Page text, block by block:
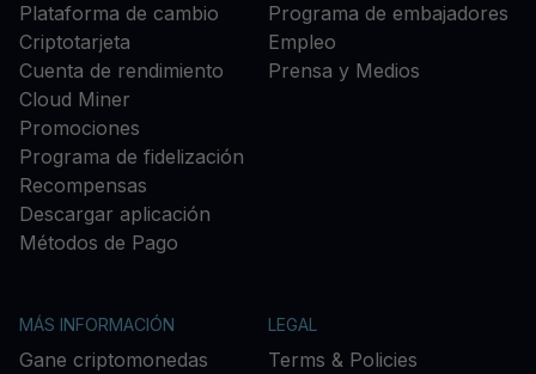
Plataforma de cambio
Criptotarjeta
Cuenta de rendimiento
Cloud Miner
Promociones
Programa de fidelización
Recompensas
Descargar aplicación
Métodos de Pago
Programa de embajadores
Empleo
Prensa y Medios
MÁS INFORMACIÓN
Gane criptomonedas
LEGAL
Terms & Policies